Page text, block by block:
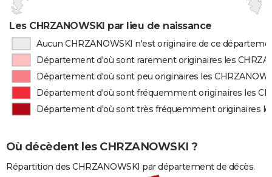
Les CHRZANOWSKI par lieu de naissance
Aucun CHRZANOWSKI n'est originaire de ce
Département d'où sont rarement originaires les
Département d'où sont peu originaires les
Département d'où sont fréquemment originaires les
Département d'où sont très fréquemment originaires
Où décèdent les CHRZANOWSKI ?
Répartition des CHRZANOWSKI par département de décès.